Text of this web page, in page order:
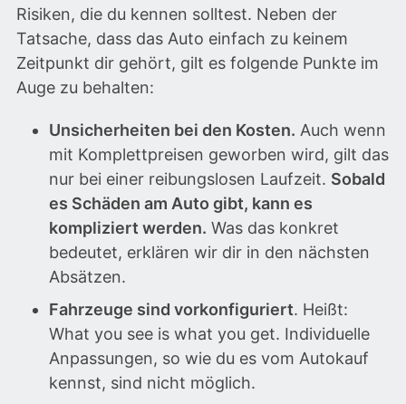
Risiken, die du kennen solltest. Neben der
Tatsache, dass das Auto einfach zu keinem
Zeitpunkt dir gehört, gilt es folgende Punkte im
Auge zu behalten:
Unsicherheiten bei den Kosten. Auch wenn
mit Komplettpreisen geworben wird, gilt das
nur bei einer reibungslosen Laufzeit. Sobald
es Schäden am Auto gibt, kann es
kompliziert werden. Was das konkret
bedeutet, erklären wir dir in den nächsten
Absätzen.
Fahrzeuge sind vorkonfiguriert. Heißt:
What you see is what you get. Individuelle
Anpassungen, so wie du es vom Autokauf
kennst, sind nicht möglich.